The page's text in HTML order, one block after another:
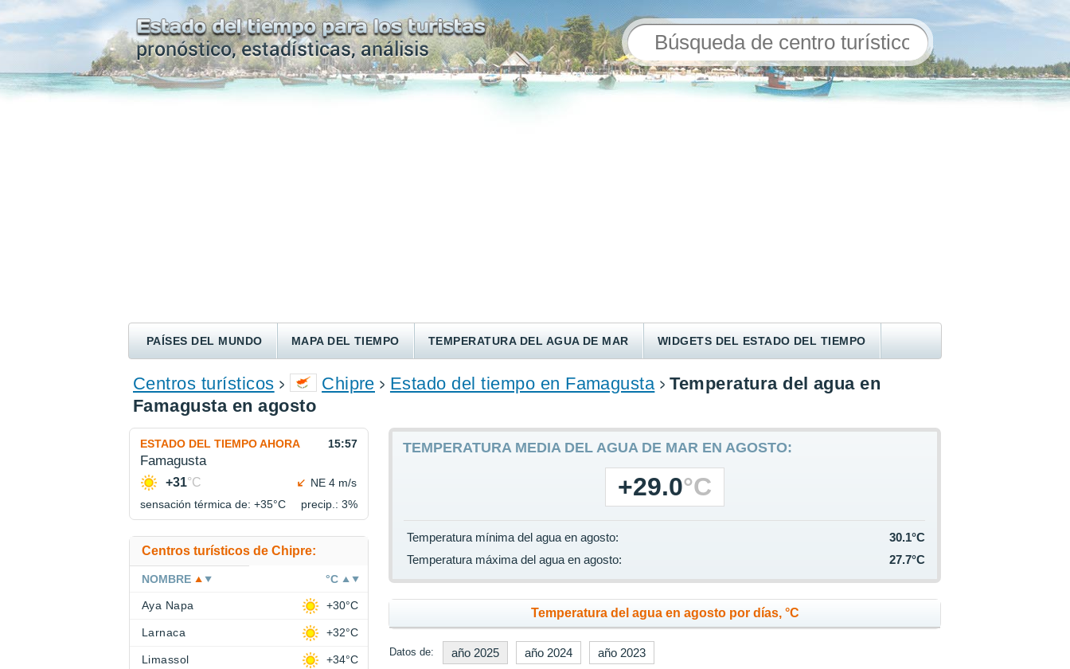
PAÍSES DEL MUNDO MAPA DEL TIEMPO TEMPERATURA DEL AGUA DE MAR WIDGETS DEL ESTADO DEL TIEMPO
ENCONTRAR UN HOTEL
Centros turísticos Chipre Estado del tiempo en Famagusta
Temperatura del agua en
Famagusta en agosto
TEMPERATURA MEDIA DEL AGUA DE MAR EN AGOSTO:
+29.0°C
Temperatura mínima del agua en agosto:
30.1°C
Temperatura máxima del agua en agosto:
27.7°C
Temperatura del agua en agosto por días, °C
Datos de: año 2025 año 2024 año 2023
ESTADO DEL TIEMPO AHORA 15:57
Famagusta
+31°C
NE 4 m/s
sensación térmica de: +35°C precip.: 3%
Centros turísticos de Chipre:
NOMBRE °C
Aya Napa +30°C
Larnaca +32°C
Limassol +34°C